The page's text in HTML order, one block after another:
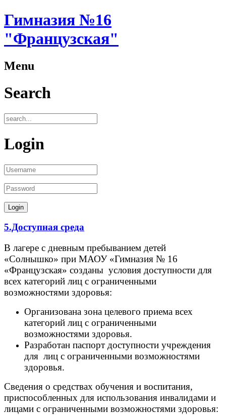
Гимназия №16
"Французская"
Menu
Search
Login
5.Доступная среда
В лагере с дневным пребыванием детей
«Солнышко» при МАОУ «Гимназия № 16
«Французская» созданы условия доступности для
всех категорий лиц с ограниченными
возможностями здоровья:
Организована зона целевого приема всех
категорий лиц с ограниченными
возможностями здоровья.
Разработан паспорт доступности учреждения
для лиц с ограниченными возможностями
здоровья.
Сведения о средствах обучения и воспитания,
приспособленных для использования инвалидами и
лицами с ограниченными возможностями здоровья: